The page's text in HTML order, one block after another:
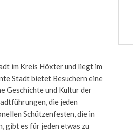
im Kreis Höxter und liegt im
Stadt bietet Besuchern eine
Geschichte und Kultur der
die jeden
Schützenfesten, die in
gibt es für jeden etwas zu